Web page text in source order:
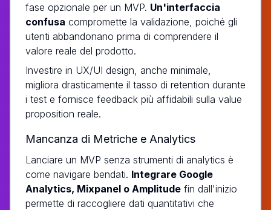
fase opzionale per un MVP. Un'interfaccia
confusa compromette la validazione, poiché gli
utenti abbandonano prima di comprendere il
valore reale del prodotto.
Investire in UX/UI design, anche minimale,
migliora drasticamente il tasso di retention durante
i test e fornisce feedback più affidabili sulla value
proposition reale.
Mancanza di Metriche e Analytics
Lanciare un MVP senza strumenti di analytics è
come navigare bendati. Integrare Google
Analytics, Mixpanel o Amplitude fin dall'inizio
permette di raccogliere dati quantitativi che